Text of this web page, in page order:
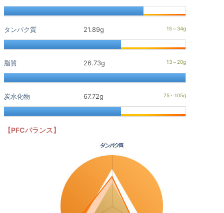
タンパク質 21.89g
脂質 26.73g
炭水化物 67.72g
【PFCバランス】